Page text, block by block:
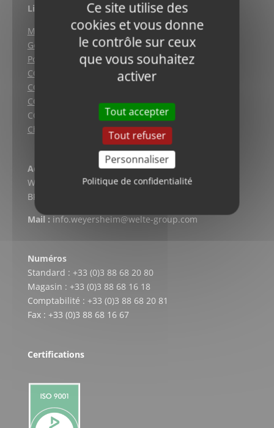
Ce site utilise des
cookies et vous donne
le contrôle sur ceux
que vous souhaitez
activer
Tout accepter
Tout refuser
Personnaliser
Politique de confidentialité
Liens utiles
Mentions légales
Gestion des cookies
Politique de confidentialité
CGV (Weyersheim)
CGV (Strasbourg)
CGV (Lyon)
CGV vente en ligne
Charte qualité
Adresse postale
WELTE CARDAN-SERVICE
BP 304 – F-67728 HOERDT CEDEX
Mail : info.weyersheim@welte-group.com
Numéros
Standard : +33 (0)3 88 68 20 80
Magasin : +33 (0)3 88 68 16 18
Comptabilité : +33 (0)3 88 68 20 81
Fax : +33 (0)3 88 68 16 67
Certifications